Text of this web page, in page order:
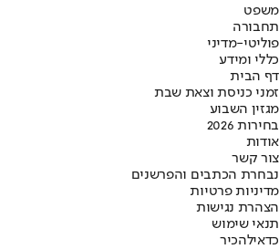
משפט
תחבורה
פוליטי-מדיני
כללי ומידע
דף הבית
זמני כניסת וצאת שבת
מגזין השבוע
בחירות 2026
אודות
צור קשר
נבחרת הכתבים והפרשנים
מדיניות פרטיות
הצהרת נגישות
תנאי שימוש
כדאילהכיר